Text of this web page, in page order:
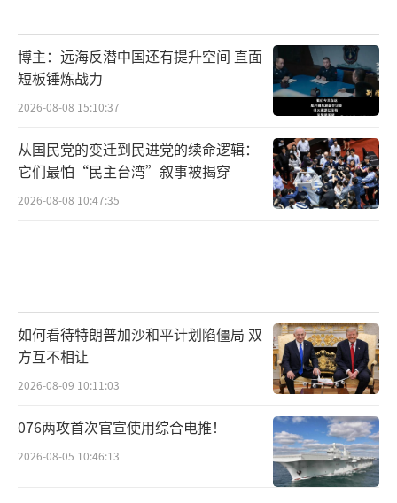
博主：远海反潜中国还有提升空间 直面
短板锤炼战力
2026-08-08 15:10:37
从国民党的变迁到民进党的续命逻辑：
它们最怕“民主台湾”叙事被揭穿
2026-08-08 10:47:35
如何看待特朗普加沙和平计划陷僵局 双
方互不相让
2026-08-09 10:11:03
076两攻首次官宣使用综合电推！
2026-08-05 10:46:13